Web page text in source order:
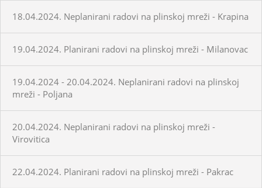
18.04.2024. Neplanirani radovi na plinskoj mreži - Krapina
19.04.2024. Planirani radovi na plinskoj mreži - Milanovac
19.04.2024 - 20.04.2024. Neplanirani radovi na plinskoj
mreži - Poljana
20.04.2024. Neplanirani radovi na plinskoj mreži -
Virovitica
22.04.2024. Planirani radovi na plinskoj mreži - Pakrac